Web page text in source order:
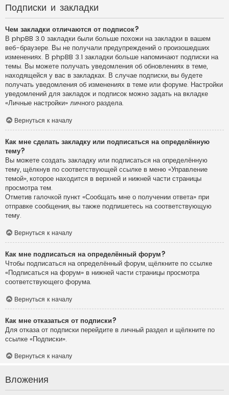
Подписки и закладки
Чем закладки отличаются от подписок?
В phpBB 3.0 закладки были больше похожи на закладки в вашем
веб-браузере. Вы не получали предупреждений о произошедших
изменениях. В phpBB 3.1 закладки больше напоминают подписки на
темы. Вы можете получать уведомления об обновлениях в теме,
находящейся у вас в закладках. В случае подписки, вы будете
получать уведомления об изменениях в теме или форуме. Настройки
уведомлений для закладок и подписок можно задать на вкладке
«Личные настройки» личного раздела.
Вернуться к началу
Как мне сделать закладку или подписаться на определённую
тему?
Вы можете создать закладку или подписаться на определённую
тему, щёлкнув по соответствующей ссылке в меню «Управление
темой», которое находится в верхней и нижней части страницы
просмотра тем.
Отметив галочкой пункт «Сообщать мне о получении ответа» при
отправке сообщения, вы также подпишетесь на соответствующую
тему.
Вернуться к началу
Как мне подписаться на определённый форум?
Чтобы подписаться на определённый форум, щёлкните по ссылке
«Подписаться на форум» в нижней части страницы просмотра
соответствующего форума.
Вернуться к началу
Как мне отказаться от подписки?
Для отказа от подписки перейдите в личный раздел и щёлкните по
ссылке «Подписки».
Вернуться к началу
Вложения